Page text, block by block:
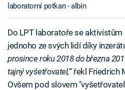
laboratorní potkan - albín
Do LPT laboratoře se
jednoho ze svých lidí díky
prosince roku 2018 do března
tajný vyšetřovatel,“ řekl Friedrich
Ovšem pod slovem